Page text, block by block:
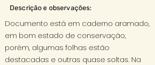
Descrição e observações:
Documento está em caderno aramado,
em bom estado de conservação,
porém, algumas folhas estão
destacadas e outras quase soltas. Na